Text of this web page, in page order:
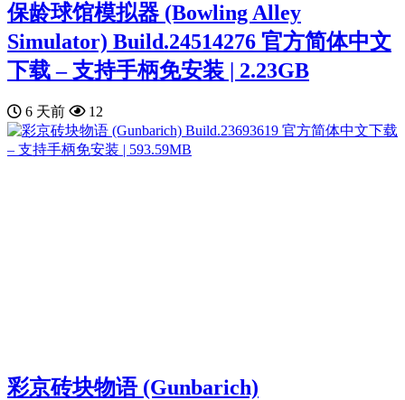
保龄球馆模拟器 (Bowling Alley
Simulator) Build.24514276 官方简体中文
下载 – 支持手柄免安装 | 2.23GB
6 天前 12
彩京砖块物语 (Gunbarich)